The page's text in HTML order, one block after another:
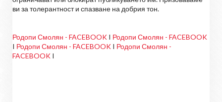
ви за толерантност и спазване на добрия тон.
Родопи Смолян - FACEBOOK I Родопи Смолян - FACEBOOK
I Родопи Смолян - FACEBOOK I Родопи Смолян -
FACEBOOK I